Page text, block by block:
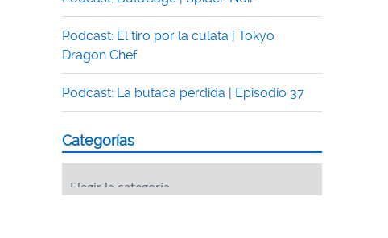
Podcast: El tiro por la culata | Tokyo
Dragon Chef
Podcast: La butaca perdida | Episodio 37
Categorías